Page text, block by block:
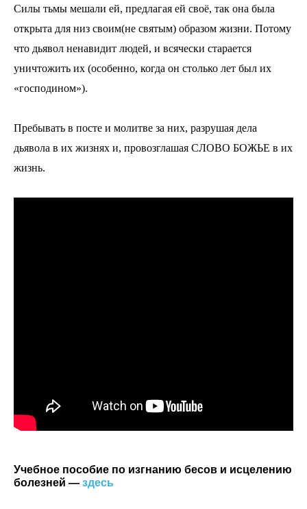
Силы тьмы мешали ей, предлагая ей своё, так она была
открыта для низ своим(не святым) образом жизни. Потому
что дьявол ненавидит людей, и всячески старается
уничтожить их (особенно, когда он столько лет был их
«господином»).
Пребывать в посте и молитве за них, разрушая дела
дьявола в их жизнях и, провозглашая СЛОВО БОЖЬЕ в их
жизнь.
Учебное пособие по изгнанию бесов и исцелению
болезней — здесь